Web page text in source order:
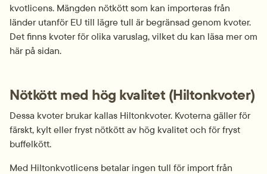
kvotlicens. Mängden nötkött som kan importeras från
länder utanför EU till lägre tull är begränsad genom kvoter.
Det finns kvoter för olika varuslag, vilket du kan läsa mer om
här på sidan.
Nötkött med hög kvalitet (Hiltonkvoter)
Dessa kvoter brukar kallas Hiltonkvoter. Kvoterna gäller för
färskt, kylt eller fryst nötkött av hög kvalitet och för fryst
buffelkött.
Med Hiltonkvotlicens betalar ingen tull för import från